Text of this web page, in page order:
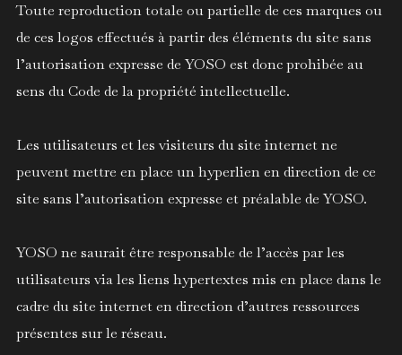
Toute reproduction totale ou partielle de ces marques ou
de ces logos effectués à partir des éléments du site sans
l’autorisation expresse de YOSO est donc prohibée au
sens du Code de la propriété intellectuelle.
Les utilisateurs et les visiteurs du site internet ne
peuvent mettre en place un hyperlien en direction de ce
site sans l’autorisation expresse et préalable de YOSO.
YOSO ne saurait être responsable de l’accès par les
utilisateurs via les liens hypertextes mis en place dans le
cadre du site internet en direction d’autres ressources
présentes sur le réseau.